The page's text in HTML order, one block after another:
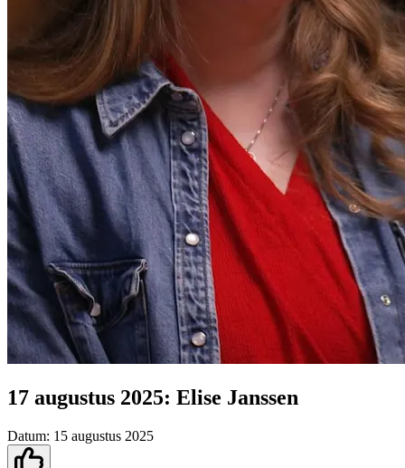
17 augustus 2025: Elise Janssen
Datum: 15 augustus 2025